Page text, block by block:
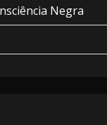
Negra